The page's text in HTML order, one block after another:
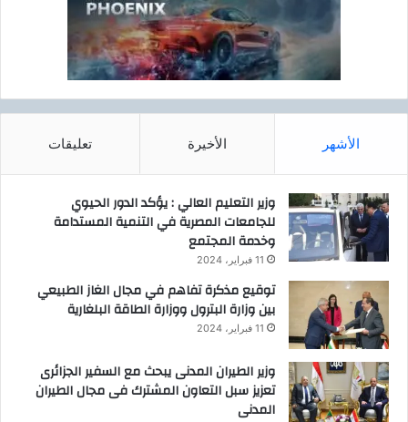
الأشهر الأخيرة تعليقات
وزير التعليم العالي : يؤكد الدور الحيوي
للجامعات المصرية في التنمية المستدامة
وخدمة المجتمع
11 فبراير، 2024
توقيع مذكرة تفاهم في مجال الغاز الطبيعي
بين وزارة البترول ووزارة الطاقة البلغارية
11 فبراير، 2024
وزير الطيران المدنى يبحث مع السفير الجزائرى
تعزيز سبل التعاون المشترك فى مجال الطيران
المدنى